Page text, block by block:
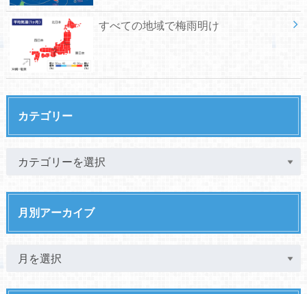
すべての地域で梅雨明け
カテゴリー
月別アーカイブ